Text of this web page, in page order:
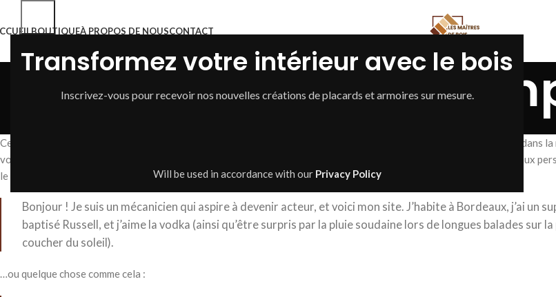
Transformez votre intérieur avec le bois
Inscrivez-vous pour recevoir nos nouvelles créations de placards et armoires sur mesure.
Will be used in accordance with our Privacy Policy
BOUTIQUEÀ PROPOS DE NOUSCONTACT
Page
Ceci est une page d’exemple. C’est différent d’un article de blog parce qu’elle restera au même endroit et apparaîtra dans
votre site (dans la plupart des thèmes). La plupart des gens commencent par une page « À propos » qui les présente aux
le site. Cela pourrait ressembler à quelque chose comme cela :
Bonjour ! Je suis un mécanicien qui aspire à devenir acteur, et voici mon site. J’habite à Bordeaux, j’ai un
baptisé Russell, et j’aime la vodka (ainsi qu’être surpris par la pluie soudaine lors de longues balades sur la
coucher du soleil).
…ou quelque chose comme cela :